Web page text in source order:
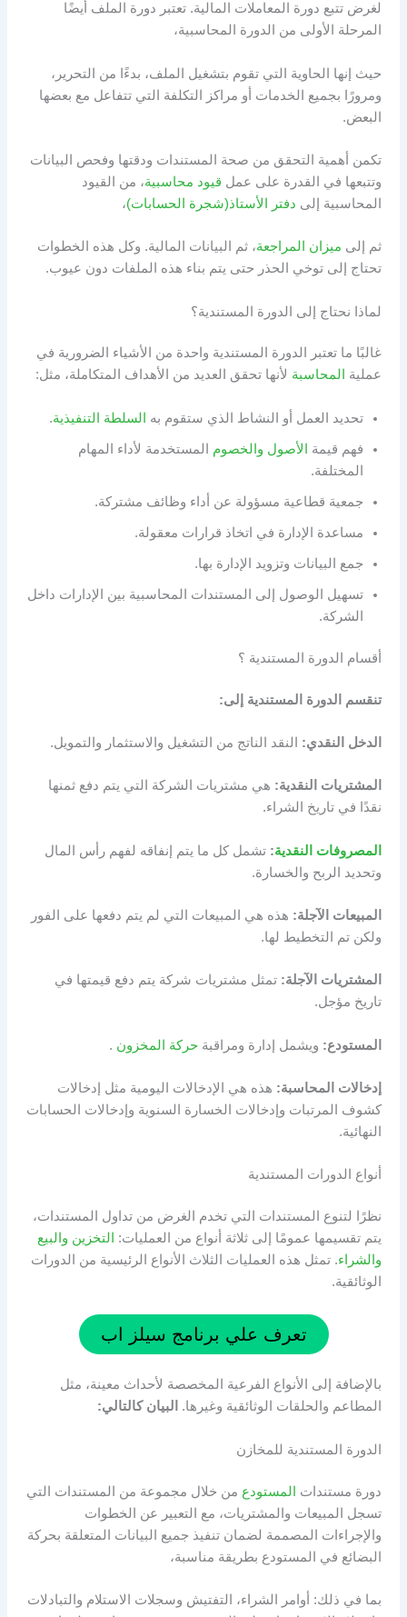
لغرض تتبع دورة المعاملات المالية. تعتبر دورة الملف أيضًا
المرحلة الأولى من الدورة المحاسبية،
حيث إنها الحاوية التي تقوم بتشغيل الملف، بدءًا من التحرير،
ومرورًا بجميع الخدمات أو مراكز التكلفة التي تتفاعل مع بعضها
البعض.
تكمن أهمية التحقق من صحة المستندات ودقتها وفحص البيانات
وتتبعها في القدرة على عمل قيود محاسبية، من القيود
المحاسبية إلى دفتر الأستاذ(شجرة الحسابات)،
ثم إلى ميزان المراجعة، ثم البيانات المالية. وكل هذه الخطوات
تحتاج إلى توخي الحذر حتى يتم بناء هذه الملفات دون عيوب.
لماذا نحتاج إلى الدورة المستندية؟
غالبًا ما تعتبر الدورة المستندية واحدة من الأشياء الضرورية في
عملية
المحاسبة لأنها تحقق العديد من الأهداف المتكاملة، مثل:
تحديد العمل أو النشاط الذي ستقوم به السلطة التنفيذية.
فهم قيمة الأصول والخصوم المستخدمة لأداء المهام
المختلفة.
جمعية قطاعية مسؤولة عن أداء وظائف مشتركة.
مساعدة الإدارة في اتخاذ قرارات معقولة.
جمع البيانات وتزويد الإدارة بها.
تسهيل الوصول إلى المستندات المحاسبية بين الإدارات داخل
الشركة.
أقسام الدورة المستندية ؟
تنقسم الدورة المستندية إلى:
الدخل النقدي: النقد الناتج من التشغيل والاستثمار والتمويل.
المشتريات النقدية: هي مشتريات الشركة التي يتم دفع ثمنها
نقدًا في تاريخ الشراء.
المصروفات النقدية: تشمل كل ما يتم إنفاقه لفهم رأس المال
وتحديد الربح والخسارة.
المبيعات الآجلة: هذه هي المبيعات التي لم يتم دفعها على الفور
ولكن تم التخطيط لها.
المشتريات الآجلة: تمثل مشتريات شركة يتم دفع قيمتها في
تاريخ مؤجل.
المستودع: ويشمل إدارة ومراقبة حركة المخزون .
إدخالات المحاسبة: هذه هي الإدخالات اليومية مثل إدخالات
كشوف المرتبات وإدخالات الخسارة السنوية وإدخالات الحسابات
النهائية.
أنواع الدورات المستندية
نظرًا لتنوع المستندات التي تخدم الغرض من تداول المستندات،
يتم تقسيمها عمومًا إلى ثلاثة أنواع من العمليات:
التخزين والبيع
والشراء. تمثل هذه العمليات الثلاث الأنواع الرئيسية من الدورات
الوثائقية.
تعرف علي برنامج سيلز اب
بالإضافة إلى الأنواع الفرعية المخصصة لأحداث معينة، مثل
المطاعم والحلقات الوثائقية وغيرها.
البيان كالتالي:
الدورة المستندية للمخازن
دورة مستندات المستودع من خلال مجموعة من المستندات التي
تسجل المبيعات والمشتريات، مع التعبير عن الخطوات
والإجراءات المصممة لضمان تنفيذ جميع البيانات المتعلقة بحركة
البضائع في المستودع بطريقة مناسبة،
بما في ذلك: أوامر الشراء، التفتيش وسجلات الاستلام والتبادلات